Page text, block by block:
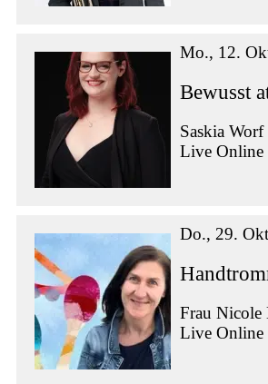
Mo., 12.
Bewusst
Saskia Worf
Live Online
Do., 29.
Frau Nicole
Live Online